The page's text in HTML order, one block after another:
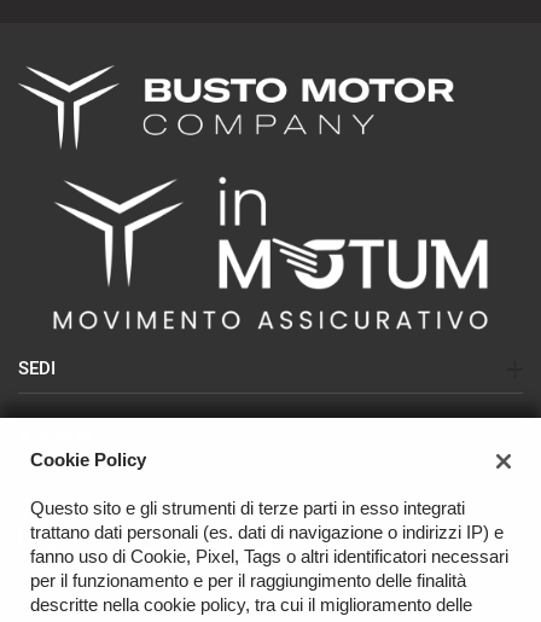
SEDI
Sede di Olgiate Olona (USATO)
Sede di Varese (NISSAN - USATO)
OFFICINA
Contatti
Cookie Policy
Questo sito e gli strumenti di terze parti in esso integrati
trattano dati personali (es. dati di navigazione o indirizzi IP) e
fanno uso di Cookie, Pixel, Tags o altri identificatori necessari
per il funzionamento e per il raggiungimento delle finalità
descritte nella cookie policy, tra cui il miglioramento delle